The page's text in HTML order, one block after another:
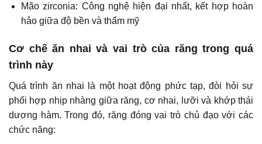
Mão zirconia: Công nghệ hiện đại nhất, kết hợp hoàn
hảo giữa độ bền và thẩm mỹ
Cơ chế ăn nhai và vai trò của răng trong quá
trình này
Quá trình ăn nhai là một hoạt động phức tạp, đòi hỏi sự
phối hợp nhịp nhàng giữa răng, cơ nhai, lưỡi và khớp thái
dương hàm. Trong đó, răng đóng vai trò chủ đạo với các
chức năng: